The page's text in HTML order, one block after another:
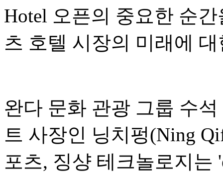
Hotel 오픈의 중요한 순
츠 호텔 시장의 미래에
완다 문화 관광 그룹 수
트 사장인 닝치펑(Ning
포츠, 징샹 테크놀로지는